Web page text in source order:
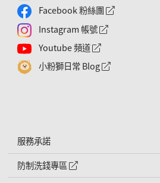
Facebook 粉絲團 外網連結符號
Instagram 帳號 外網連結符號
Youtube 頻道 外網連結符號
小粉獅日常 Blog 外網連結符號
服務承諾
防制洗錢專區
外網連結符號